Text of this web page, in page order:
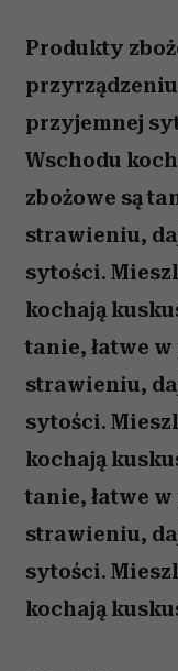
Produkty
przyjemnej
Wschodu
zbożowe są
strawieniu,
sytości.
kochają
tanie, łatwe
strawieniu,
sytości.
kochają
tanie, łatwe
strawieniu,
sytości.
kochają